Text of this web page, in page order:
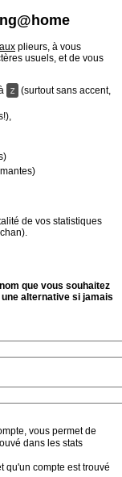
plieurs, à vous
usuels, et de vous
z (surtout sans accent,
de vos statistiques
que vous souhaitez
alternative si jamais
vous permet de
dans les stats
qu'un compte est trouvé